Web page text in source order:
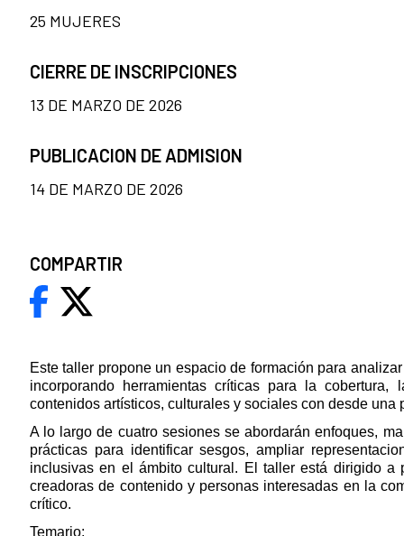
Este taller propone un espacio de formación para
incorporando herramientas críticas para la
contenidos artísticos, culturales y sociales con desde una
A lo largo de cuatro sesiones se abordarán enfoques,
prácticas para identificar sesgos, ampliar
inclusivas en el ámbito cultural. El taller está dirigido a
creadoras de contenido y personas interesadas en la
crítico.
Temario:
25 MUJERES
CIERRE DE INSCRIPCIONES
13 DE MARZO DE 2026
PUBLICACION DE ADMISION
14 DE MARZO DE 2026
COMPARTIR